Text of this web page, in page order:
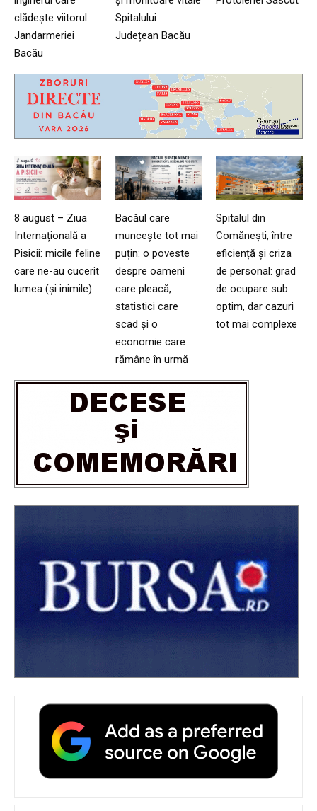
clădește viitorul
Jandarmeriei
Bacău
Spitalului
Județean Bacău
8 august – Ziua
Internațională a
Pisicii: micile feline
care ne-au cucerit
lumea (și inimile)
Bacăul care
muncește tot mai
puțin: o poveste
despre oameni
care pleacă,
statistici care
scad și o
economie care
rămâne în urmă
Spitalul din
Comănești, între
eficiență și criza
de personal: grad
de ocupare sub
optim, dar cazuri
tot mai complexe